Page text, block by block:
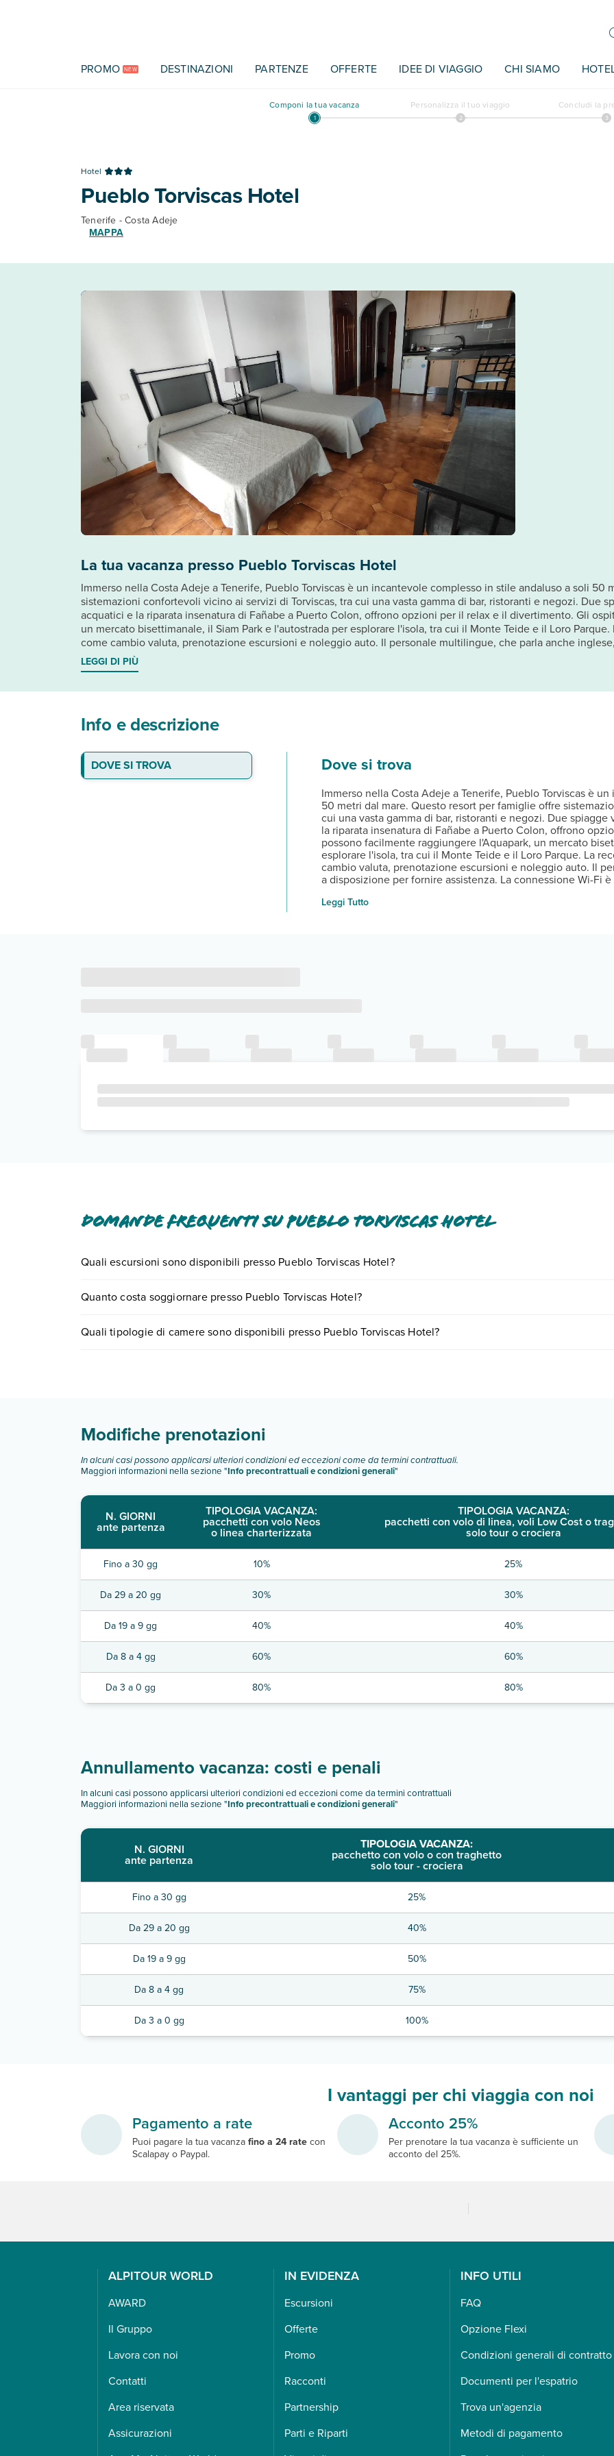
PROMO NEW DESTINAZIONI PARTENZE OFFERTE IDEE DI VIAGGIO CHI SIAMO
Componi la tua vacanza Personalizza il tuo viaggio Concludi la
Hotel
Pueblo Torviscas Hotel
Tenerife - Costa Adeje
MAPPA
La tua vacanza presso Pueblo Torviscas Hotel
Immerso nella Costa Adeje a Tenerife, Pueblo Torviscas è un incantevole complesso in stile andaluso a soli
sistemazioni confortevoli vicino ai servizi di Torviscas, tra cui una vasta gamma di bar, ristoranti e negozi. Due
acquatici e la riparata insenatura di Fañabe a Puerto Colon, offrono opzioni per il relax e il divertimento. Gli
un mercato bisettimanale, il Siam Park e l'autostrada per esplorare l'isola, tra cui il Monte Teide e il Loro
come cambio valuta, prenotazione escursioni e noleggio auto. Il personale multilingue, che parla anche
LEGGI DI PIÙ
Info e descrizione
DOVE SI TROVA Dove si trova
Immerso nella Costa Adeje a Tenerife, Pueblo Torviscas è
50 metri dal mare. Questo resort per famiglie offre
cui una vasta gamma di bar, ristoranti e negozi. Due
la riparata insenatura di Fañabe a Puerto Colon, offrono
possono facilmente raggiungere l'Aquapark, un mercato
esplorare l'isola, tra cui il Monte Teide e il Loro Parque. La
cambio valuta, prenotazione escursioni e noleggio auto. Il
a disposizione per fornire assistenza. La connessione Wi-Fi
supermercato e una lavanderia a gettoni sono a
Leggi Tutto
Domande frequenti su Pueblo Torviscas Hotel
Quali escursioni sono disponibili presso Pueblo Torviscas Hotel?
0721.17231 oprenotando un appuntamento .
Quanto costa soggiornare presso Pueblo Torviscas Hotel?
quando partire.
Quali tipologie di camere sono disponibili presso Pueblo Torviscas Hotel?
Modifiche prenotazioni
In alcuni casi possono applicarsi ulteriori condizioni ed eccezioni come da termini contrattuali.
Maggiori informazioni nella sezione "Info precontrattuali e condizioni generali"
N. GIORNI
ante partenza
TIPOLOGIA VACANZA:
pacchetti con volo Neos
o linea charterizzata
TIPOLOGIA VACANZA:
pacchetti con volo di linea, voli Low Cost o
solo tour o crociera
Fino a 30 gg 10% 25%
Da 29 a 20 gg 30% 30%
Da 19 a 9 gg 40% 40%
Da 8 a 4 gg 60% 60%
Da 3 a 0 gg 80% 80%
Annullamento vacanza: costi e penali
In alcuni casi possono applicarsi ulteriori condizioni ed eccezioni come da termini contrattuali
Maggiori informazioni nella sezione "Info precontrattuali e condizioni generali"
N. GIORNI
ante partenza
TIPOLOGIA VACANZA:
pacchetto con volo o con traghetto
solo tour - crociera
Fino a 30 gg 25%
Da 29 a 20 gg 40%
Da 19 a 9 gg 50%
Da 8 a 4 gg 75%
Da 3 a 0 gg 100%
I vantaggi per chi viaggia con noi
Pagamento a rate
Puoi pagare la tua vacanzafino a 24 ratecon
Scalapay o Paypal.
Acconto 25%
Per prenotare la tua vacanza è sufficiente un
acconto del 25%.
ALPITOUR WORLD
AWARD
Il Gruppo
Lavora con noi
Contatti
Area riservata
Assicurazioni
IN EVIDENZA
Escursioni
Offerte
Promo
Racconti
Partnership
Parti e Riparti
INFO UTILI
FAQ
Opzione Flexi
Condizioni generali di contratto
Documenti per l'espatrio
Trova un'agenzia
Metodi di pagamento